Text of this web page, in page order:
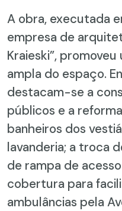
A obra, executada
empresa de
Kraieski”,
ampla do espaço.
destacam-se a
públicos e a
banheiros dos
lavanderia; a troca
de rampa de
cobertura para
ambulâncias pela